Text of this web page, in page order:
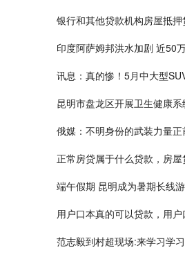
银行和其他贷款机构房屋抵
印度阿萨姆邦洪水加剧 近50
讯息：真的惨！5月中大型
昆明市盘龙区开展卫生健康
俄媒：不明身份的武装力量
正常房贷属于什么贷款，房
端午假期 昆明成为暑期长线
用户口本真的可以贷款，用
范志毅到村超现场:来学习学